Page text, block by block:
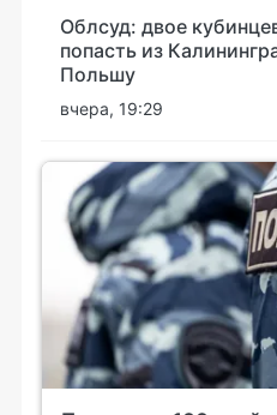
Облсуд: двое
попасть из
Польшу
вчера, 19:29